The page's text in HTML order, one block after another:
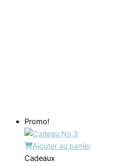
Promo!
Ajouter au panier
Cadeaux